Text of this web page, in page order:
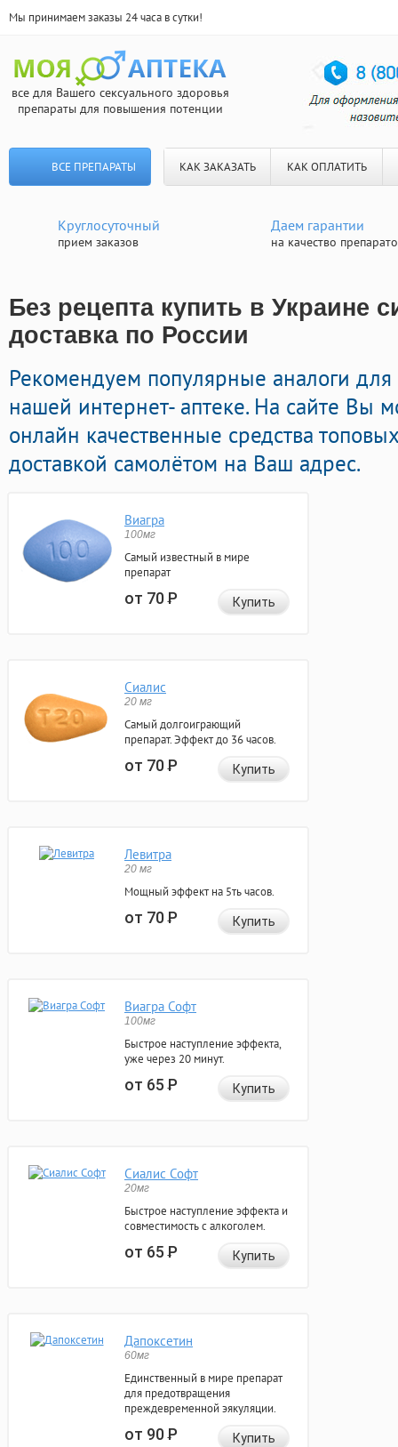
Мы принимаем заказы 24 часа в сутки!
все для Вашего сексуального здоровья
препараты для повышения потенции
ВСЕ ПРЕПАРАТЫ КАК ЗАКАЗАТЬ КАК ОПЛАТИТЬ
Круглосуточный
прием заказов
Даем гарантии
на качество
Без рецепта купить в Украине
доставка по России
Рекомендуем популярные аналоги
нашей интернет- аптеке. На сайте Вы
онлайн качественные средства
доставкой самолётом на Ваш адрес.
Виагра
100мг
Самый известный в мире
препарат
от 70Р Купить
Сиалис
20 мг
Самый долгоиграющий
препарат. Эффект до 36 часов.
от 70Р Купить
Левитра
20 мг
Мощный эффект на 5ть часов.
от 70Р Купить
Виагра Софт
100мг
Быстрое наступление эффекта,
уже через 20 минут.
от 65Р Купить
Сиалис Софт
20мг
Быстрое наступление эффекта и
совместимость с алкоголем.
от 65Р Купить
Дапоксетин
60мг
Единственный в мире препарат
для предотвращения
преждевременной эякуляции.
от 90Р Купить